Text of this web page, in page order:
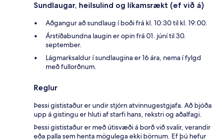
Sundlaugar, heilsulind og líkamsrækt (ef við á)
Aðgangur að sundlaug í boði frá kl. 10:30 til kl. 19:00.
Árstíðabundna laugin er opin frá 01. júní til 30.
september.
Lágmarksaldur í sundlaugina er 16 ára, nema í fylgd
með fullorðnum.
Reglur
Þessi gististaður er undir stjórn atvinnugestgjafa. Að bjóða
upp á gistingu er hluti af starfi hans, rekstri og aðalfagi.
Þessi gististaður er með útisvæði á borð við svalir, verandir
eða palla sem henta mögulega ekki börnum. Ef þú hefur